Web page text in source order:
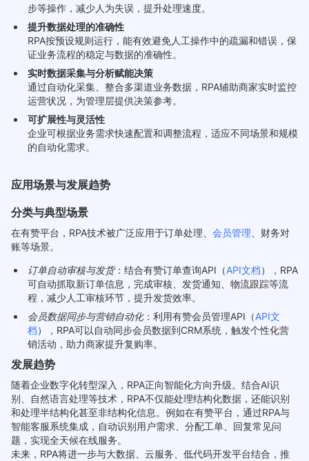
步等操作，减少人为失误，提升处理速度。
提升数据处理的准确性
RPA按预设规则运行，能有效避免人工操作中的疏漏和错误，保
证业务流程的稳定与数据的准确性。
实时数据采集与分析赋能决策
通过自动化采集、整合多渠道业务数据，RPA辅助商家实时监控
运营状况，为管理层提供决策参考。
可扩展性与灵活性
企业可根据业务需求快速配置和调整流程，适应不同场景和规模
的自动化需求。
应用场景与发展趋势
分类与典型场景
在有赞平台，RPA技术被广泛应用于订单处理、 会员管理 、财务对
账等场景。
订单自动审核与发货：结合有赞订单查询API（API文档），RPA
可自动抓取新订单信息，完成审核、发货通知、物流跟踪等流
程，减少人工审核环节，提升发货效率。
会员数据同步与营销自动化：利用有赞会员管理API（API文
档），RPA可以自动同步会员数据到CRM系统，触发个性化营
销活动，助力商家提升复购率。
发展趋势
随着企业数字化转型深入，RPA正向智能化方向升级。结合AI识
别、自然语言处理等技术，RPA不仅能处理结构化数据，还能识别
和处理半结构化甚至非结构化信息。例如在有赞平台，通过RPA与
智能客服系统集成，自动识别用户需求、分配工单、回复常见问
题，实现全天候在线服务。
未来，RPA将进一步与大数据、云服务、低代码开发平台结合，推